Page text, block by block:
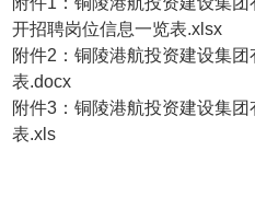
开招聘岗位信息一览表.xlsx
附件2：铜陵港航投资建设集
表.docx
附件3：铜陵港航投资建设集
表.xls